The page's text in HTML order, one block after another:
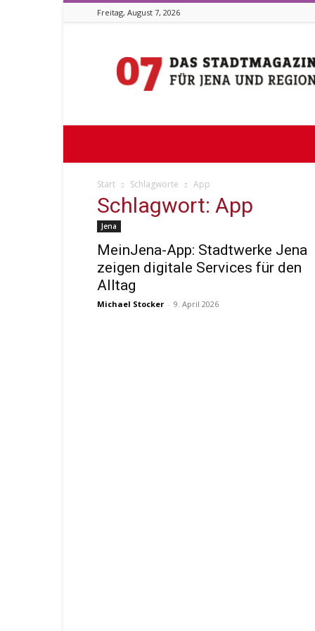
Freitag, August 7, 2026
07
Start Schlagworte App
Schlagwort: App
Jena
MeinJena-App: Stadtwerke Jena
zeigen digitale Services für den
Alltag
Michael Stocker - 9. April 2026